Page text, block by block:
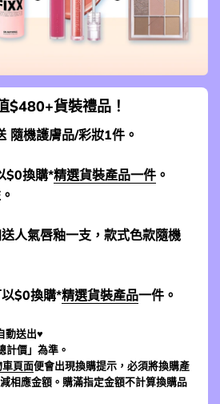
$480+貨裝禮品！
機護膚品/彩妝1件。
$0換購*精選貨裝產品一件 。
人氣唇釉一支，款式色款隨機
$0換購*精選貨裝產品一件。
動送出♥
計價」為準。
車頁面便會出現換購提示，必須將換購產
相應金額。購滿指定金額不計算換購品